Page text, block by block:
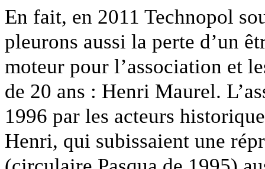
En fait, en 2011 Technopol
pleurons aussi la perte d’un
moteur pour l’association et
de 20 ans : Henri Maurel.
1996 par les acteurs
Henri, qui subissaient une